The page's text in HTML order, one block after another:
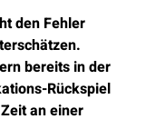
den Fehler
bereits in der
Rückspiel
an einer